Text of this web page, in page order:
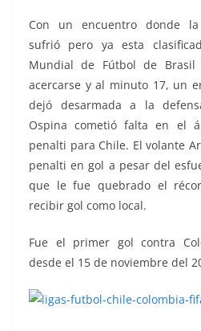
Con un encuentro donde la
sufrió pero ya esta
Mundial de Fútbol de Brasil
acercarse y al minuto 17, un
dejó desarmada a la
Ospina cometió falta en el
penalti para Chile. El volante
penalti en gol a pesar del
que le fue quebrado el
recibir gol como local.
Fue el primer gol contra
desde el 15 de noviembre del